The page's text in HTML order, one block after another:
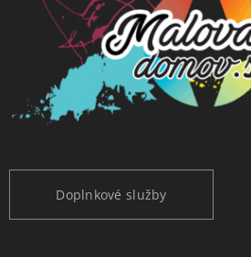
Doplnkové služby